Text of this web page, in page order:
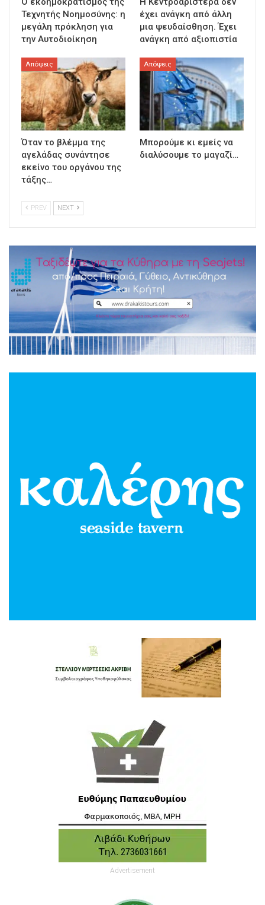
Τεχνητής Νοημοσύνης: η
μεγάλη πρόκληση για
την Αυτοδιοίκηση
έχει ανάγκη από άλλη
μια ψευδαίσθηση. Έχει
ανάγκη από αξιοπιστία
Απόψεις
Όταν το βλέμμα της
αγελάδας συνάντησε
εκείνο του οργάνου της
τάξης…
Απόψεις
Μπορούμε κι εμείς να
διαλύσουμε το μαγαζί…
PREV NEXT
Advertisement